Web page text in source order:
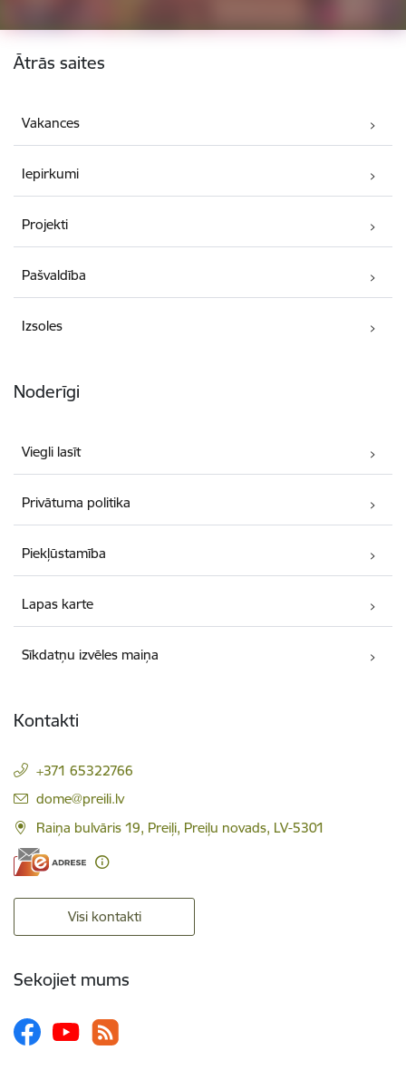
Kājene
Ātrās saites
Vakances
Iepirkumi
Projekti
Pašvaldība
Izsoles
Noderīgi
Viegli lasīt
Privātuma politika
Piekļūstamība
Lapas karte
Sīkdatņu izvēles maiņa
Kontakti
+371 65322766
E-pasts:
dome@preili.lv
Raiņa bulvāris 19, Preiļi, Preiļu novads, LV-5301
Visi kontakti
Sekojiet mums